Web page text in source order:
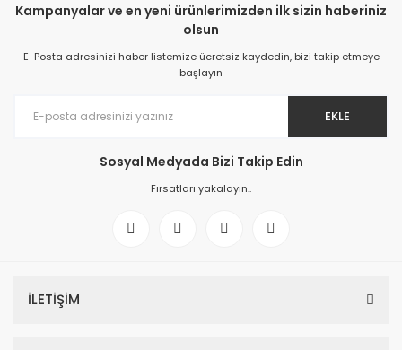
Kampanyalar ve en yeni ürünlerimizden ilk sizin haberiniz
olsun
E-Posta adresinizi haber listemize ücretsiz kaydedin, bizi takip etmeye
başlayın
EKLE
Sosyal Medyada Bizi Takip Edin
Fırsatları yakalayın..
İLETİŞİM